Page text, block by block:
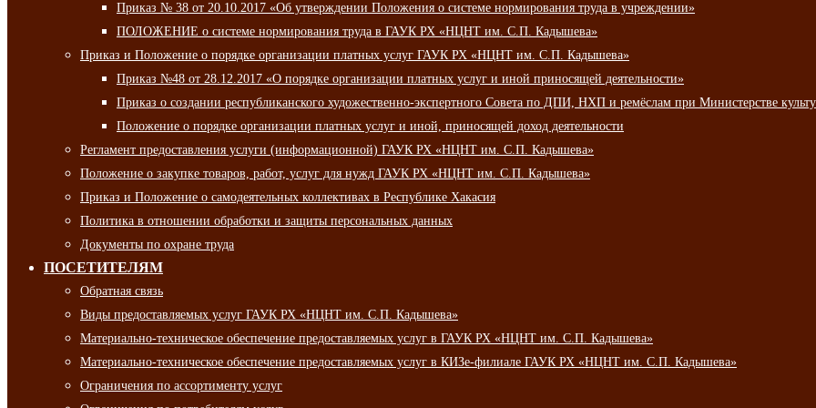
Приказ № 38 от 20.10.2017 «Об утверждении Положения о системе нормирования труда в учреждении»
ПОЛОЖЕНИЕ о системе нормирования труда в ГАУК РХ «НЦНТ им. С.П. Кадышева»
Приказ и Положение о порядке организации платных услуг ГАУК РХ «НЦНТ им. С.П. Кадышева»
Приказ №48 от 28.12.2017 «О порядке организации платных услуг и иной приносящей деятельности»
Приказ о создании республиканского художественно-экспертного Совета по ДПИ, НХП и ремёслам при Министерстве
Положение о порядке организации платных услуг и иной, приносящей доход деятельности
Регламент предоставления услуги (информационной) ГАУК РХ «НЦНТ им. С.П. Кадышева»
Положение о закупке товаров, работ, услуг для нужд ГАУК РХ «НЦНТ им. С.П. Кадышева»
Приказ и Положение о самодеятельных коллективах в Республике Хакасия
Политика в отношении обработки и защиты персональных данных
Документы по охране труда
ПОСЕТИТЕЛЯМ
Обратная связь
Виды предоставляемых услуг ГАУК РХ «НЦНТ им. С.П. Кадышева»
Материально-техническое обеспечение предоставляемых услуг в ГАУК РХ «НЦНТ им. С.П. Кадышева»
Материально-техническое обеспечение предоставляемых услуг в КИЗе-филиале ГАУК РХ «НЦНТ им. С.П. Кадышева»
Ограничения по ассортименту услуг